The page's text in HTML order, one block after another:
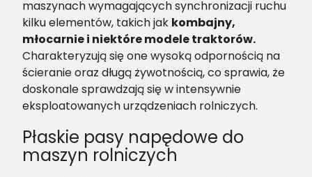
maszynach wymagających synchronizacji ruchu
kilku elementów, takich jak kombajny,
młocarnie i niektóre modele traktorów.
Charakteryzują się one wysoką odpornością na
ścieranie oraz długą żywotnością, co sprawia, że
doskonale sprawdzają się w intensywnie
eksploatowanych urządzeniach rolniczych.
Płaskie pasy napędowe do
maszyn rolniczych